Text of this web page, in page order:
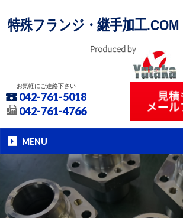
特殊フランジ・継手加工.COM
お気軽にご連絡下さい
042-761-5018
042-761-4766
MENU